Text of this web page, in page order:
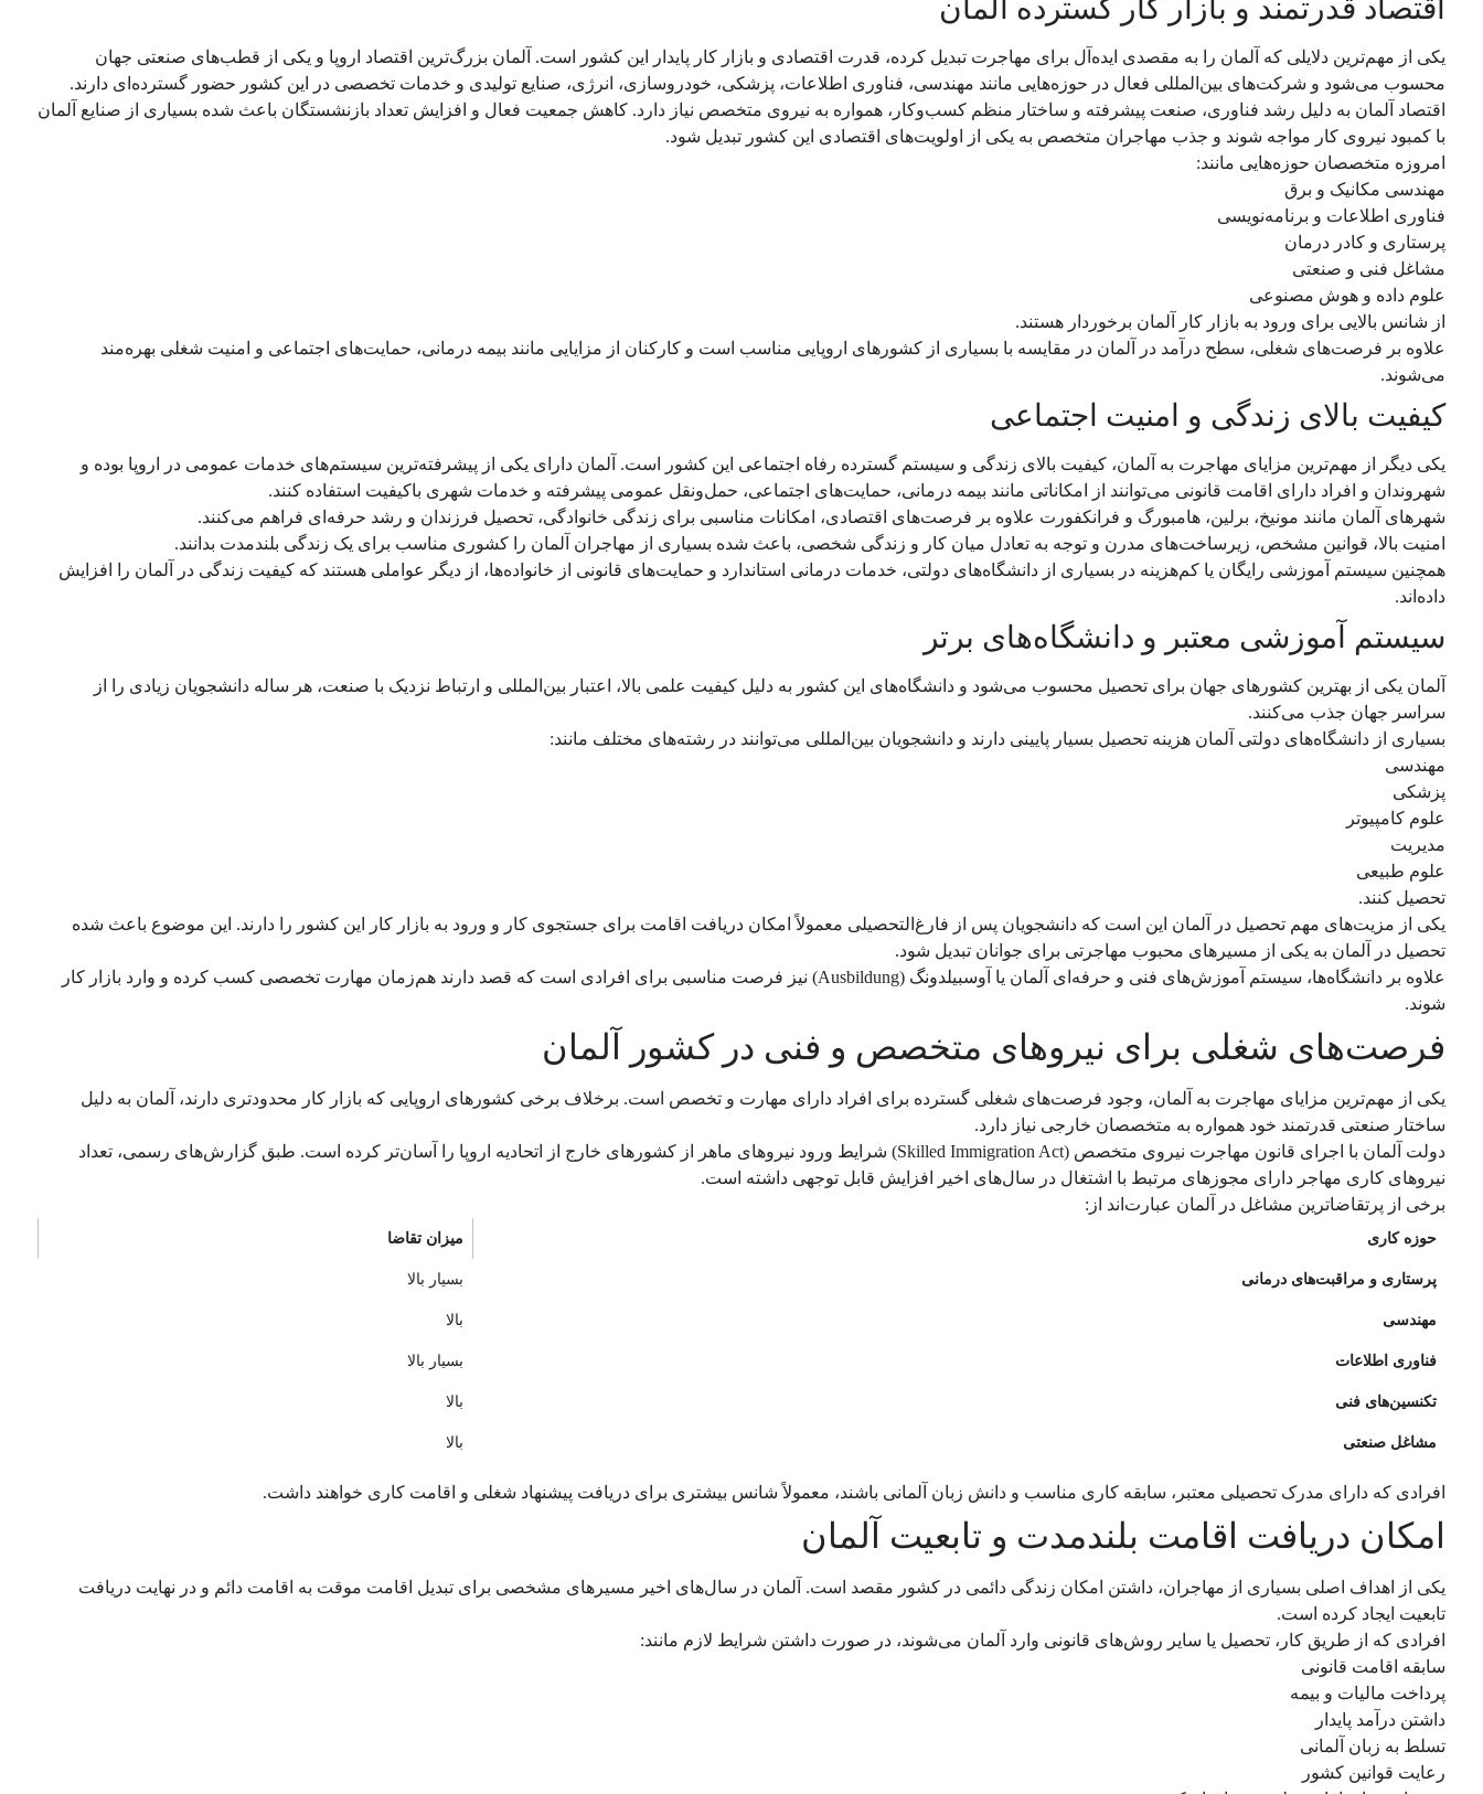
اقتصاد قدرتمند و بازار کار گسترده آلمان
یکی از مهم‌ترین دلایلی که آلمان را به مقصدی ایده‌آل برای مهاجرت تبدیل کرده، قدرت اقتصادی و بازار کار پایدار این کشور است. آلمان بزرگ‌ترین اقتصاد اروپا و یکی از قطب‌های صنعتی جهان
محسوب می‌شود و شرکت‌های بین‌المللی فعال در حوزه‌هایی مانند مهندسی، فناوری اطلاعات، پزشکی، خودروسازی، انرژی، صنایع تولیدی و خدمات تخصصی در این کشور حضور گسترده‌ای دارند.
اقتصاد آلمان به دلیل رشد فناوری، صنعت پیشرفته و ساختار منظم کسب‌وکار، همواره به نیروی متخصص نیاز دارد. کاهش جمعیت فعال و افزایش تعداد بازنشستگان باعث شده بسیاری از صنایع آلمان
با کمبود نیروی کار مواجه شوند و جذب مهاجران متخصص به یکی از اولویت‌های اقتصادی این کشور تبدیل شود.
امروزه متخصصان حوزه‌هایی مانند:
مهندسی مکانیک و برق
فناوری اطلاعات و برنامه‌نویسی
پرستاری و کادر درمان
مشاغل فنی و صنعتی
علوم داده و هوش مصنوعی
از شانس بالایی برای ورود به بازار کار آلمان برخوردار هستند.
علاوه بر فرصت‌های شغلی، سطح درآمد در آلمان در مقایسه با بسیاری از کشورهای اروپایی مناسب است و کارکنان از مزایایی مانند بیمه درمانی، حمایت‌های اجتماعی و امنیت شغلی بهره‌مند
می‌شوند.
کیفیت بالای زندگی و امنیت اجتماعی
یکی دیگر از مهم‌ترین مزایای مهاجرت به آلمان، کیفیت بالای زندگی و سیستم گسترده رفاه اجتماعی این کشور است. آلمان دارای یکی از پیشرفته‌ترین سیستم‌های خدمات عمومی در اروپا بوده و
شهروندان و افراد دارای اقامت قانونی می‌توانند از امکاناتی مانند بیمه درمانی، حمایت‌های اجتماعی، حمل‌ونقل عمومی پیشرفته و خدمات شهری باکیفیت استفاده کنند.
شهرهای آلمان مانند مونیخ، برلین، هامبورگ و فرانکفورت علاوه بر فرصت‌های اقتصادی، امکانات مناسبی برای زندگی خانوادگی، تحصیل فرزندان و رشد حرفه‌ای فراهم می‌کنند.
امنیت بالا، قوانین مشخص، زیرساخت‌های مدرن و توجه به تعادل میان کار و زندگی شخصی، باعث شده بسیاری از مهاجران آلمان را کشوری مناسب برای یک زندگی بلندمدت بدانند.
همچنین سیستم آموزشی رایگان یا کم‌هزینه در بسیاری از دانشگاه‌های دولتی، خدمات درمانی استاندارد و حمایت‌های قانونی از خانواده‌ها، از دیگر عواملی هستند که کیفیت زندگی در آلمان را افزایش
داده‌اند.
سیستم آموزشی معتبر و دانشگاه‌های برتر
آلمان یکی از بهترین کشورهای جهان برای تحصیل محسوب می‌شود و دانشگاه‌های این کشور به دلیل کیفیت علمی بالا، اعتبار بین‌المللی و ارتباط نزدیک با صنعت، هر ساله دانشجویان زیادی را از
سراسر جهان جذب می‌کنند.
بسیاری از دانشگاه‌های دولتی آلمان هزینه تحصیل بسیار پایینی دارند و دانشجویان بین‌المللی می‌توانند در رشته‌های مختلف مانند:
مهندسی
پزشکی
علوم کامپیوتر
مدیریت
علوم طبیعی
تحصیل کنند.
یکی از مزیت‌های مهم تحصیل در آلمان این است که دانشجویان پس از فارغ‌التحصیلی معمولاً امکان دریافت اقامت برای جستجوی کار و ورود به بازار کار این کشور را دارند. این موضوع باعث شده
تحصیل در آلمان به یکی از مسیرهای محبوب مهاجرتی برای جوانان تبدیل شود.
علاوه بر دانشگاه‌ها، سیستم آموزش‌های فنی و حرفه‌ای آلمان یا آوسبیلدونگ (Ausbildung) نیز فرصت مناسبی برای افرادی است که قصد دارند هم‌زمان مهارت تخصصی کسب کرده و وارد بازار کار
شوند.
فرصت‌های شغلی برای نیروهای متخصص و فنی در کشور آلمان
یکی از مهم‌ترین مزایای مهاجرت به آلمان، وجود فرصت‌های شغلی گسترده برای افراد دارای مهارت و تخصص است. برخلاف برخی کشورهای اروپایی که بازار کار محدودتری دارند، آلمان به دلیل
ساختار صنعتی قدرتمند خود همواره به متخصصان خارجی نیاز دارد.
دولت آلمان با اجرای قانون مهاجرت نیروی متخصص (Skilled Immigration Act) شرایط ورود نیروهای ماهر از کشورهای خارج از اتحادیه اروپا را آسان‌تر کرده است. طبق گزارش‌های رسمی، تعداد
نیروهای کاری مهاجر دارای مجوزهای مرتبط با اشتغال در سال‌های اخیر افزایش قابل توجهی داشته است.
برخی از پرتقاضاترین مشاغل در آلمان عبارت‌اند از:
حوزه کاری میزان تقاضا
پرستاری و مراقبت‌های درمانی بسیار بالا
مهندسی بالا
فناوری اطلاعات بسیار بالا
تکنسین‌های فنی بالا
مشاغل صنعتی بالا
افرادی که دارای مدرک تحصیلی معتبر، سابقه کاری مناسب و دانش زبان آلمانی باشند، معمولاً شانس بیشتری برای دریافت پیشنهاد شغلی و اقامت کاری خواهند داشت.
امکان دریافت اقامت بلندمدت و تابعیت آلمان
یکی از اهداف اصلی بسیاری از مهاجران، داشتن امکان زندگی دائمی در کشور مقصد است. آلمان در سال‌های اخیر مسیرهای مشخصی برای تبدیل اقامت موقت به اقامت دائم و در نهایت دریافت
تابعیت ایجاد کرده است.
افرادی که از طریق کار، تحصیل یا سایر روش‌های قانونی وارد آلمان می‌شوند، در صورت داشتن شرایط لازم مانند:
سابقه اقامت قانونی
پرداخت مالیات و بیمه
داشتن درآمد پایدار
تسلط به زبان آلمانی
رعایت قوانین کشور